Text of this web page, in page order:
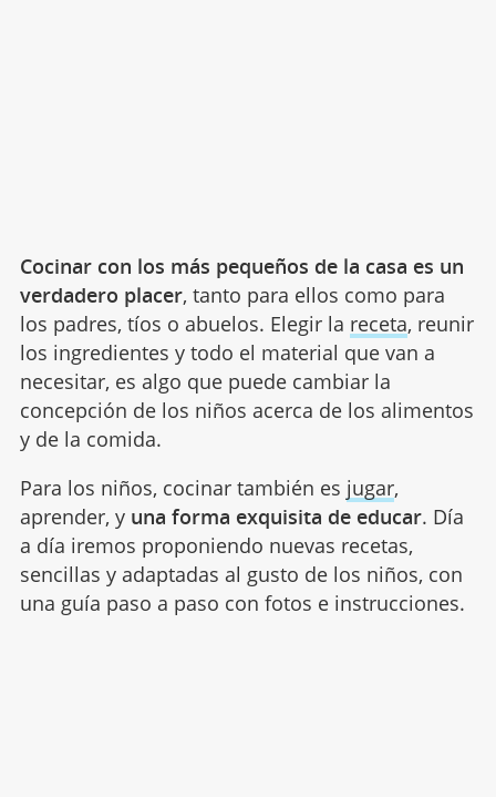
Cocinar con los más pequeños de la casa es un
verdadero placer, tanto para ellos como para
los padres, tíos o abuelos. Elegir la receta, reunir
los ingredientes y todo el material que van a
necesitar, es algo que puede cambiar la
concepción de los niños acerca de los alimentos
y de la comida.
Para los niños, cocinar también es jugar,
aprender, y una forma exquisita de educar. Día
a día iremos proponiendo nuevas recetas,
sencillas y adaptadas al gusto de los niños, con
una guía paso a paso con fotos e instrucciones.